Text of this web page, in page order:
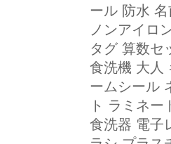
ール 防水
ノンアイロ
タグ 算数セ
食洗機 大人
ームシール
ト ラミネ
食洗器 電子